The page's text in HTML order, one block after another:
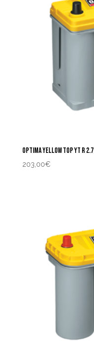
OPTIMA YELLOW TOP YT R 2.7
203,00€